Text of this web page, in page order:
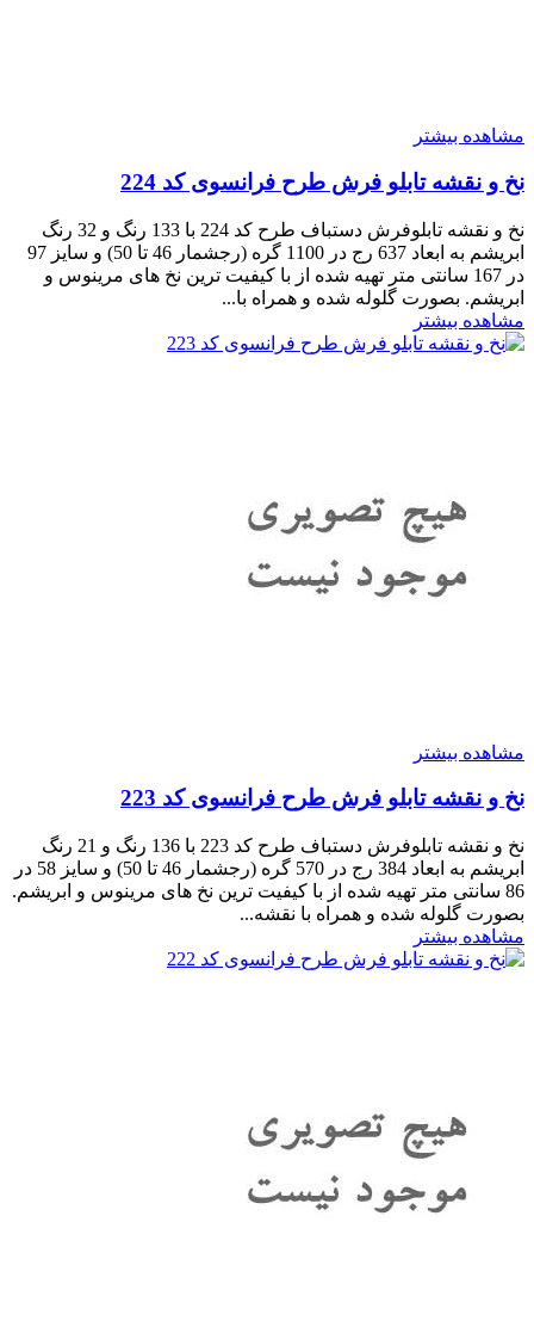
مشاهده بیشتر
نخ و نقشه تابلو فرش طرح فرانسوی کد 224
نخ و نقشه تابلوفرش دستباف طرح کد 224 با 133 رنگ و 32 رنگ
ابریشم به ابعاد 637 رج در 1100 گره (رجشمار 46 تا 50) و سایز 97
در 167 سانتی متر تهیه شده از با کیفیت ترین نخ های مرینوس و
ابریشم. بصورت گلوله شده و همراه با...
مشاهده بیشتر
مشاهده بیشتر
نخ و نقشه تابلو فرش طرح فرانسوی کد 223
نخ و نقشه تابلوفرش دستباف طرح کد 223 با 136 رنگ و 21 رنگ
ابریشم به ابعاد 384 رج در 570 گره (رجشمار 46 تا 50) و سایز 58 در
86 سانتی متر تهیه شده از با کیفیت ترین نخ های مرینوس و ابریشم.
بصورت گلوله شده و همراه با نقشه...
مشاهده بیشتر